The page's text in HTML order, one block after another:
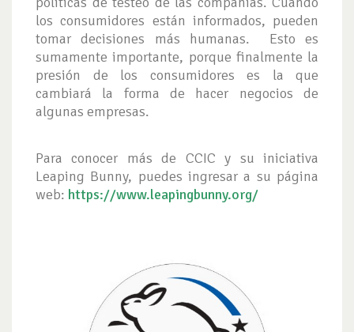
los consumidores están informados, pueden
tomar decisiones más humanas. Esto es
sumamente importante, porque finalmente la
presión de los consumidores es la que
cambiará la forma de hacer negocios de
algunas empresas.
Para conocer más de CCIC y su iniciativa
Leaping Bunny, puedes ingresar a su página
web: https://www.leapingbunny.org/